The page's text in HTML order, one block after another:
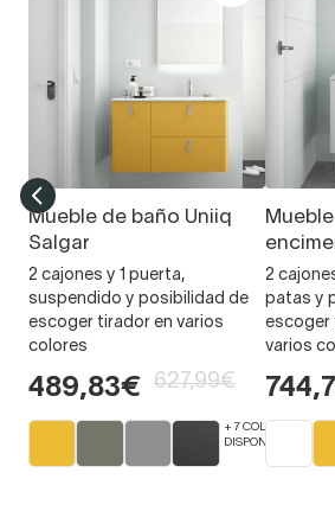
Mueble de baño Uniiq
Salgar
2 cajones y 1 puerta,
suspendido y posibilidad de
escoger tirador en varios
colores
489,83€ 627,99€
+ 7 COLORES
DISPONIBLES
2
patas y
escoger
varios